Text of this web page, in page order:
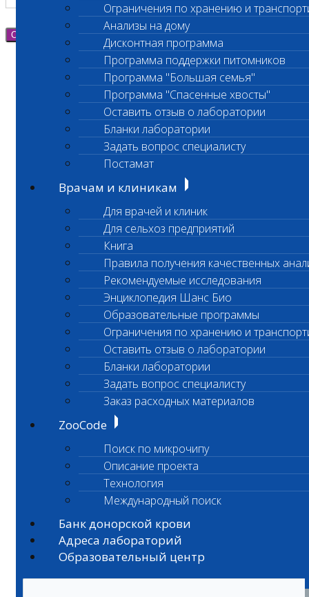
Ограничения по хранению и
Анализы на дому
Дисконтная программа
Программа поддержки питомников
Программа "Большая семья"
Программа "Спасенные хвосты"
Оставить отзыв о лаборатории
Бланки лаборатории
Задать вопрос специалисту
Постамат
Врачам и клиникам
Для врачей и клиник
Для сельхоз предприятий
Книга
Правила получения качественных
Рекомендуемые исследования
Энциклопедия Шанс Био
Образовательные программы
Ограничения по хранению и
Оставить отзыв о лаборатории
Бланки лаборатории
Задать вопрос специалисту
Заказ расходных материалов
ZooCode
Поиск по микрочипу
Описание проекта
Технология
Международный поиск
Банк донорской крови
Адреса лабораторий
Образовательный центр
Отправить